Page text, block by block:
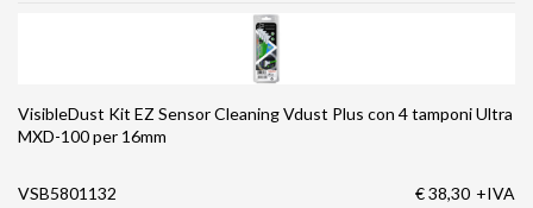
VisibleDust Kit EZ Sensor Cleaning Vdust Plus con 4 tamponi Ultra
MXD-100 per 16mm
VSB5801132 € 38,30 +IVA